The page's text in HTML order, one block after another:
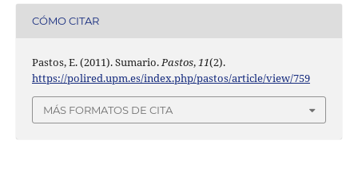
CÓMO CITAR
Pastos, E. (2011). Sumario.Pastos,11(2).
https://polired.upm.es/index.php/pastos/article/view/759
MÁS FORMATOS DE CITA